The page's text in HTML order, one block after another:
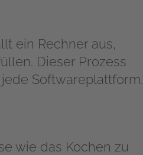
ein Rechner aus,
Dieser Prozess
Softwareplattform.
wie das Kochen zu